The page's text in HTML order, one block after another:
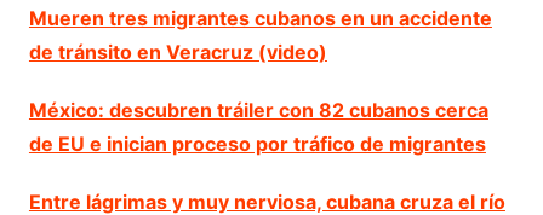
Mueren tres migrantes cubanos en un accidente
de tránsito en Veracruz (video)
México: descubren tráiler con 82 cubanos cerca
de EU e inician proceso por tráfico de migrantes
Entre lágrimas y muy nerviosa, cubana cruza el río